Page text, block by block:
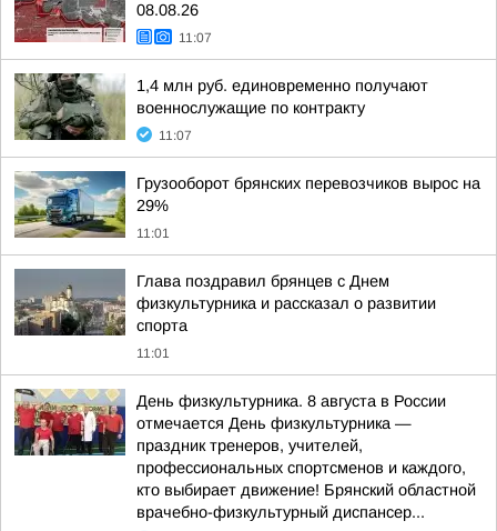
08.08.26
11:07
1,4 млн руб. единовременно получают
военнослужащие по контракту
11:07
Грузооборот брянских перевозчиков вырос на
29%
11:01
Глава поздравил брянцев с Днем
физкультурника и рассказал о развитии
спорта
11:01
День физкультурника. 8 августа в России
отмечается День физкультурника —
праздник тренеров, учителей,
профессиональных спортсменов и каждого,
кто выбирает движение! Брянский областной
врачебно-физкультурный диспансер...